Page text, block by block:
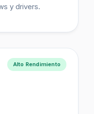
y drivers.
Alto Rendimiento